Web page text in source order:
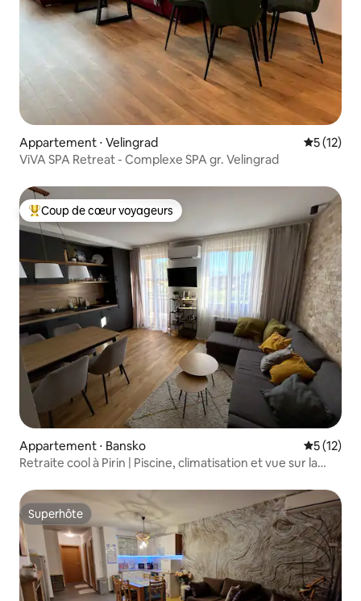
Appartement ⋅ Velingrad
5 (12)
ViVA SPA Retreat - Complexe SPA gr. Velingrad
Coups de cœur voyageurs les plus appréciés
Coup de cœur voyageurs
Appartement ⋅ Bansko
5 (12)
Retraite cool à Pirin | Piscine, climatisation et vue sur la
Superhôte
Superhôte